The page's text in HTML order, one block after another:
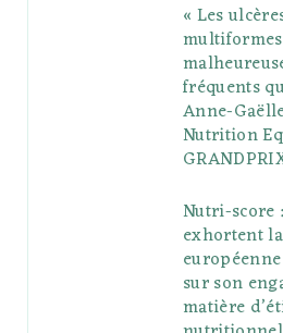
« Les
fréquents
Anne-
Nutrition
Nutri-score
exhortent
sur son
matière